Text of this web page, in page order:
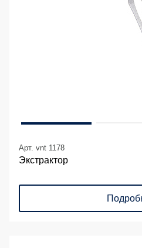
Арт. vnt 1178
Экстрактор